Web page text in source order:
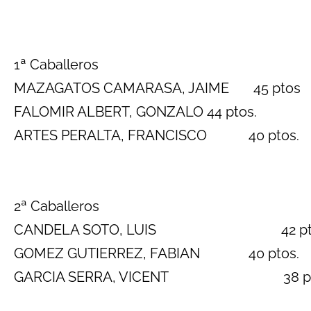
1ª Caballeros
MAZAGATOS CAMARASA, JAIME 45 ptos
FALOMIR ALBERT, GONZALO 44 ptos.
ARTES PERALTA, FRANCISCO 40 ptos.
2ª Caballeros
CANDELA SOTO, LUIS 42
GOMEZ GUTIERREZ, FABIAN 40 ptos.
GARCIA SERRA, VICENT 38